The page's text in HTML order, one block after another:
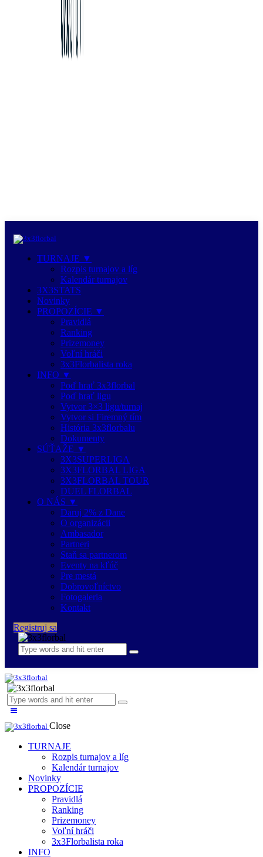
TURNAJE ▼
Rozpis turnajov a líg
Kalendár turnajov
3X3STATS
Novinky
PROPOZÍCIE ▼
Pravidlá
Ranking
Prizemoney
Voľní hráči
3x3Florbalista roka
INFO ▼
Poď hrať 3x3florbal
Poď hrať ligu
Vytvor 3×3 ligu/turnaj
Vytvor si Firemný tím
História 3x3florbalu
Dokumenty
SÚŤAŽE ▼
3X3SUPERLIGA
3X3FLORBAL LIGA
3X3FLORBAL TOUR
DUEL FLORBAL
O NÁS ▼
Daruj 2% z Dane
O organizácii
Ambasador
Partneri
Staň sa partnerom
Eventy na kľúč
Pre mestá
Dobrovoľníctvo
Fotogaleria
Kontakt
Registruj sa
Close
TURNAJE
Rozpis turnajov a líg
Kalendár turnajov
Novinky
PROPOZÍCIE
Pravidlá
Ranking
Prizemoney
Voľní hráči
3x3Florbalista roka
INFO